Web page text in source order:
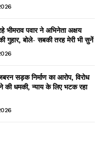
पवार ने अभिनेता अक्षय
गुहार, बोले- सबकी तरह मेरी भी सुनें
सड़क निर्माण का आरोप, विरोध
की धमकी, न्याय के लिए भटक रहा